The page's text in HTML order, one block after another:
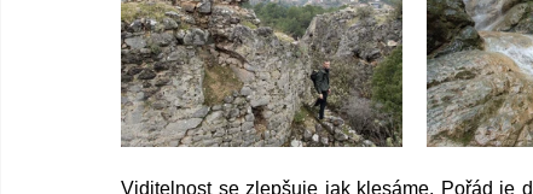
Viditelnost se zlepšuje jak klesáme. Pořád je